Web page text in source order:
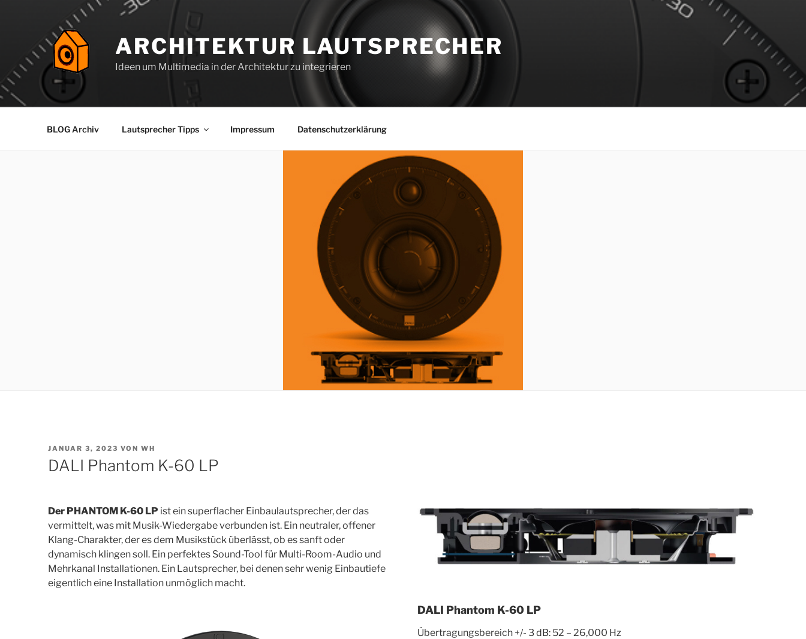
ARCHITEKTUR LAUTSPRECHER
Ideen um Multimedia in der Architektur zu integrieren
BLOG Archiv Lautsprecher Tipps Impressum Datenschutzerklärung
VERÖFFENTLICHT
AM
JANUAR 3, 2023 VON WH
DALI Phantom K-60 LP
Der PHANTOM K-60 LP ist ein superflacher Einbaulautsprecher, der das
vermittelt, was mit Musik-Wiedergabe verbunden ist. Ein neutraler, offener
Klang-Charakter, der es dem Musikstück überlässt, ob es sanft oder
dynamisch klingen soll. Ein perfektes Sound-Tool für Multi-Room-Audio und
Mehrkanal Installationen. Ein Lautsprecher, bei denen sehr wenig Einbautiefe
eigentlich eine Installation unmöglich macht.
DALI Phantom K-60 LP
Übertragungsbereich +/- 3 dB: 52 – 26,000 Hz